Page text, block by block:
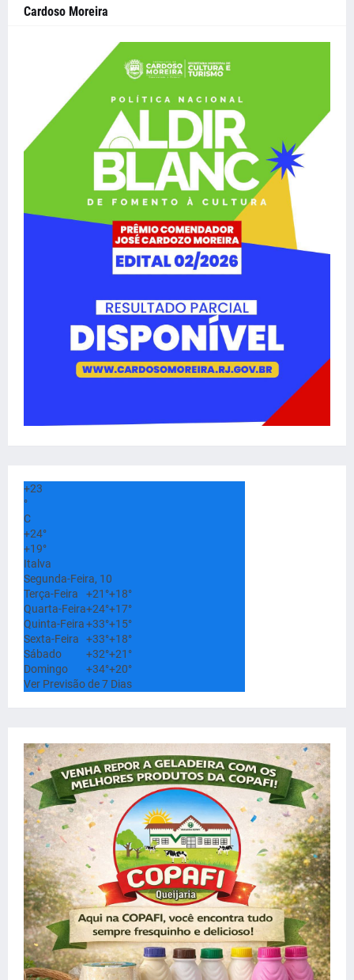
Cardoso Moreira
+23
°
C
+24°
+19°
Italva
Segunda-Feira, 10
Terça-Feira
+21°+18°
Quarta-Feira+24°+17°
Quinta-Feira+33°+15°
Sexta-Feira
+33°+18°
Sábado
+32°+21°
Domingo
+34°+20°
Ver Previsão de 7 Dias